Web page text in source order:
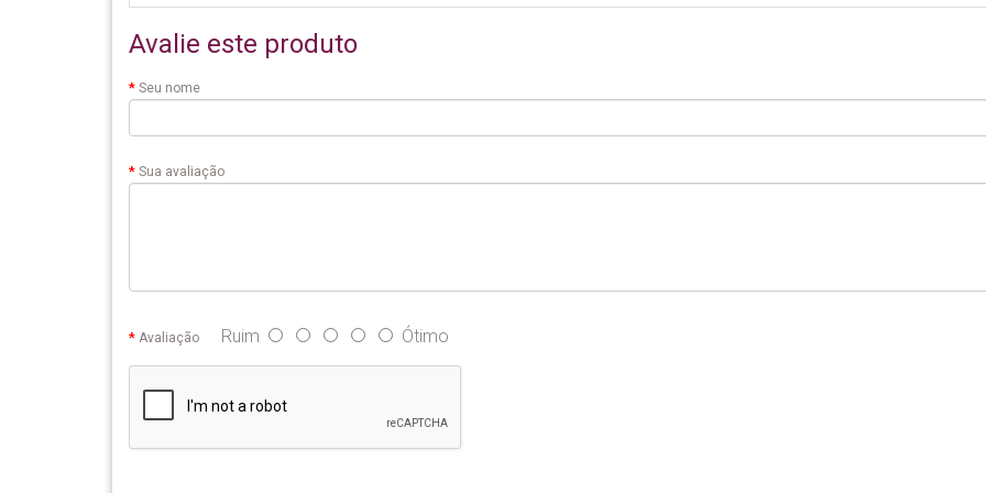
Avalie este produto
Seu nome
Sua avaliação
Avaliação Ruim Ótimo